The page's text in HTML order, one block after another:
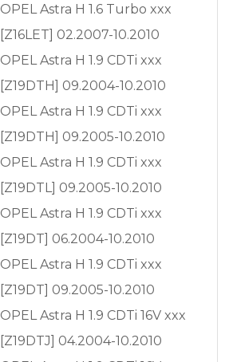
OPEL Astra H 1.6 Turbo xxx
[Z16LET] 02.2007-10.2010
OPEL Astra H 1.9 CDTi xxx
[Z19DTH] 09.2004-10.2010
OPEL Astra H 1.9 CDTi xxx
[Z19DTH] 09.2005-10.2010
OPEL Astra H 1.9 CDTi xxx
[Z19DTL] 09.2005-10.2010
OPEL Astra H 1.9 CDTi xxx
[Z19DT] 06.2004-10.2010
OPEL Astra H 1.9 CDTi xxx
[Z19DT] 09.2005-10.2010
OPEL Astra H 1.9 CDTi 16V xxx
[Z19DTJ] 04.2004-10.2010